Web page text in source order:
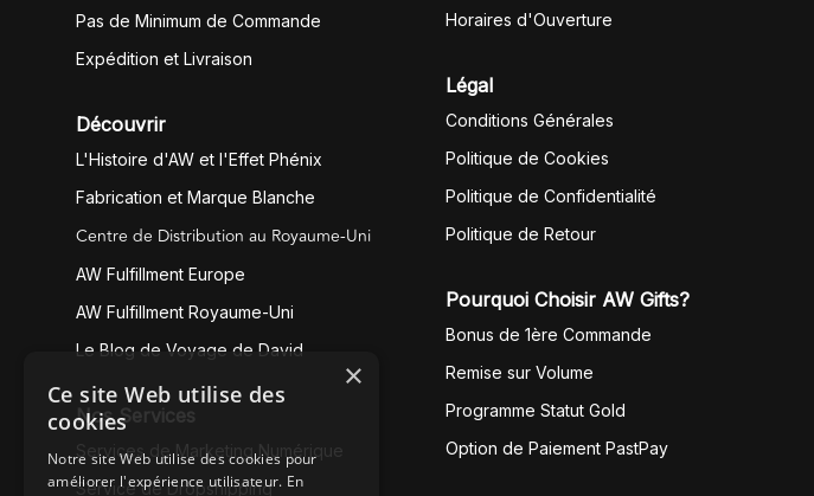
Pas de Minimum de Commande
Expédition et Livraison
Découvrir
L'Histoire d'AW et l'Effet Phénix
Fabrication et Marque Blanche
Centre de Distribution au Royaume-Uni
AW Fulfillment Europe
AW Fulfillment Royaume-Uni
Le Blog de Voyage de David
Nos Services
Services de Marketing Numérique
Service de Dropshipping
Horaires d'Ouverture
Légal
Conditions Générales
Politique de Cookies
Politique de Confidentialité
Politique de Retour
Pourquoi Choisir AW Gifts?
Bonus de 1ère Commande
Remise sur Volume
Programme Statut Gold
Option de Paiement PastPay
×
Ce site Web utilise des
cookies
Notre site Web utilise des cookies pour
améliorer l'expérience utilisateur. En